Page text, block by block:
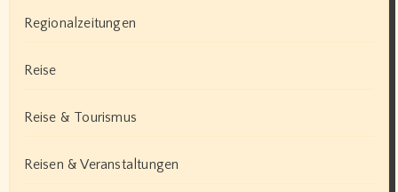
Regionalzeitungen
Reise
Reise & Tourismus
Reisen & Veranstaltungen